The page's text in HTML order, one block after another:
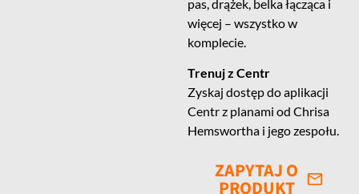
pas, drążek, belka łącząca i
więcej – wszystko w
komplecie.
Trenuj z Centr
Zyskaj dostęp do aplikacji
Centr z planami od Chrisa
Hemswortha i jego zespołu.
ZAPYTAJ O
PRODUKT